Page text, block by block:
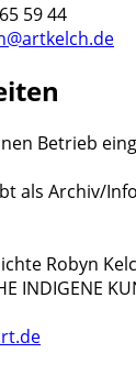
59 44
Betrieb
als Archiv/
Robyn
INDIGENE